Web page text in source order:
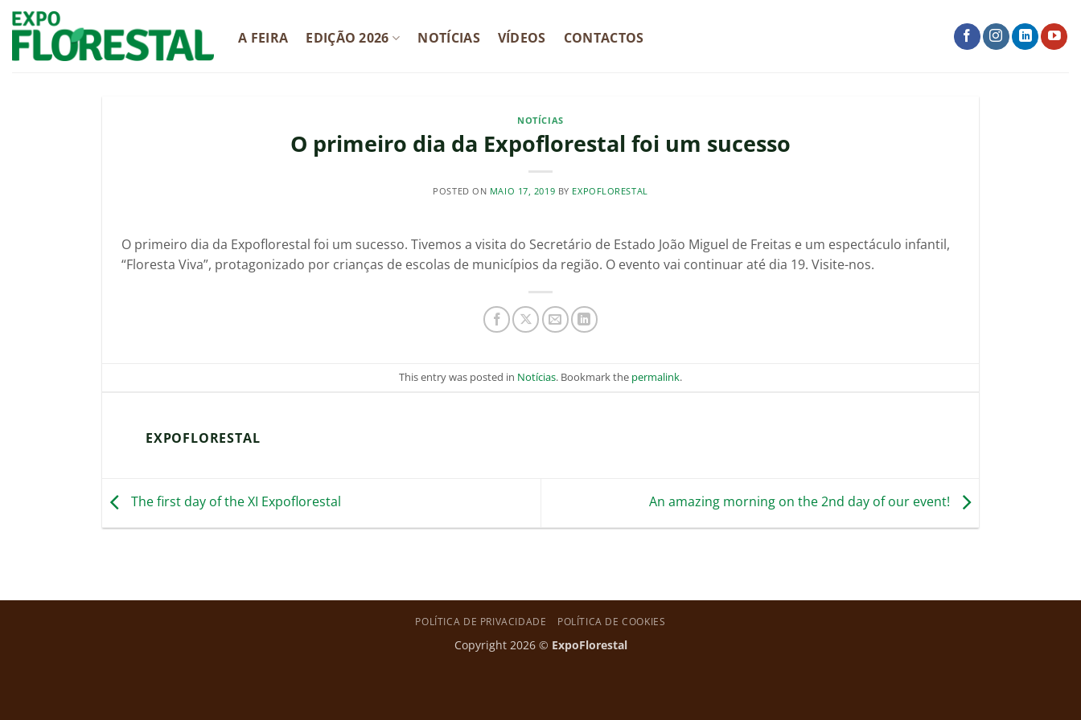
Skip
content
A FEIRA EDIÇÃO 2026 NOTÍCIAS VÍDEOS CONTACTOS
NOTÍCIAS
O primeiro dia da Expoflorestal foi um sucesso
POSTED ON MAIO 17, 2019 BY EXPOFLORESTAL
O primeiro dia da Expoflorestal foi um sucesso. Tivemos a visita do Secretário de Estado João Miguel de Freitas e um espectáculo infantil,
“Floresta Viva”, protagonizado por crianças de escolas de municípios da região. O evento vai continuar até dia 19. Visite-nos.
This entry was posted in Notícias. Bookmark the permalink.
EXPOFLORESTAL
The first day of the XI Expoflorestal An amazing morning on the 2nd day of our event!
POLÍTICA DE PRIVACIDADE POLÍTICA DE COOKIES
Copyright 2026 © ExpoFlorestal